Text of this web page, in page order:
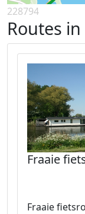
228794
Routes
Fraaie
Fraaie